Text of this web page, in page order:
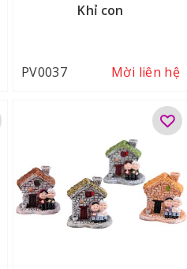
Khỉ con
Mời liên hệ
PV0037